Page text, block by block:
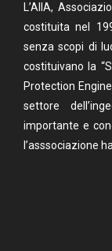
L’AIIA,
costituita nel
senza scopi di
costituivano la
Protection
settore
importante e
l’asssociazione